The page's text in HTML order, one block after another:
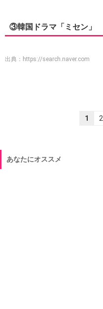
③韓国ドラマ「ミセン」
出典： https://search.naver.com
1 2
あなたにオススメ